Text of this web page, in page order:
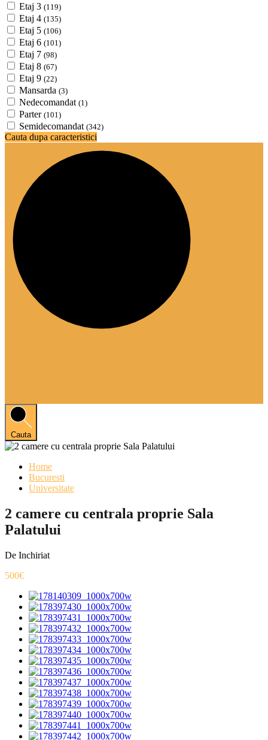
Etaj 3 (119)
Etaj 4 (135)
Etaj 5 (106)
Etaj 6 (101)
Etaj 7 (98)
Etaj 8 (67)
Etaj 9 (22)
Mansarda (3)
Nedecomandat (1)
Parter (101)
Semidecomandat (342)
Cauta dupa caracteristici
Cauta
Home
Bucuresti
Universitate
2 camere cu centrala proprie Sala
Palatului
De Inchiriat
500€